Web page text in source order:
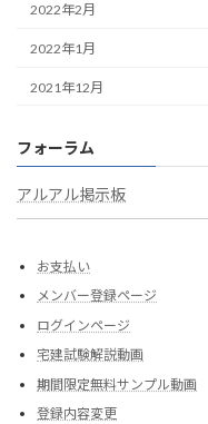
2022年2月
2022年1月
2021年12月
フォーラム
アルアル掲示板
お支払い
メンバー登録ページ
ログインページ
宅建試験解説動画
期間限定無料サンプル動画
登録内容変更